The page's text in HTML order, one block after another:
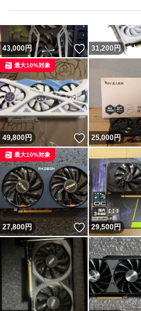
43,000円 いいね！
31,200 円
49,800円 いいね！
最大10%対象
25,000円
27,800円 いいね！
最大10%対象
29,500円